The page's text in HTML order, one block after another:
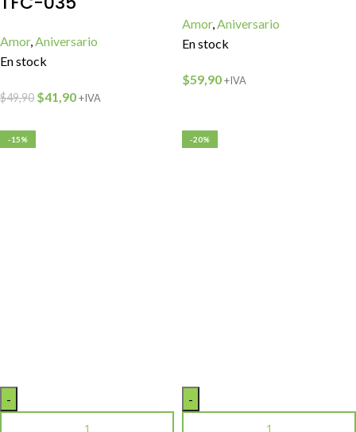
Amor,Aniversario
En stock
$49,90 $41,90+IVA
Amor,Aniversario
En stock
$59,90+IVA
-15% -20%